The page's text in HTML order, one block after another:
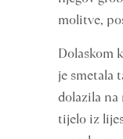
molitve,
Dolaskom
je smetala
dolazila na
tijelo iz